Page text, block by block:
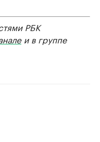
РБК
и в группе